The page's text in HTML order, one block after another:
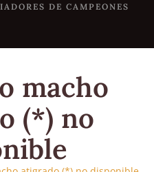
DE CAMPEONES
macho
(*) no